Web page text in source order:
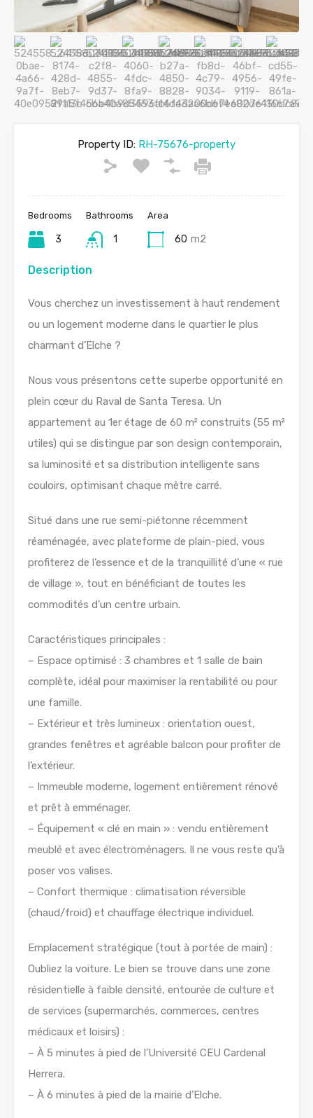
Property ID: RH-75676-property
Bedrooms
3
Bathrooms
1
Area
60 m2
Description
Vous cherchez un investissement à haut rendement
ou un logement moderne dans le quartier le plus
charmant d’Elche ?
Nous vous présentons cette superbe opportunité en
plein cœur du Raval de Santa Teresa. Un
appartement au 1er étage de 60 m² construits (55 m²
utiles) qui se distingue par son design contemporain,
sa luminosité et sa distribution intelligente sans
couloirs, optimisant chaque mètre carré.
Situé dans une rue semi-piétonne récemment
réaménagée, avec plateforme de plain-pied, vous
profiterez de l’essence et de la tranquillité d’une « rue
de village », tout en bénéficiant de toutes les
commodités d’un centre urbain.
Caractéristiques principales :
– Espace optimisé : 3 chambres et 1 salle de bain
complète, idéal pour maximiser la rentabilité ou pour
une famille.
– Extérieur et très lumineux : orientation ouest,
grandes fenêtres et agréable balcon pour profiter de
l’extérieur.
– Immeuble moderne, logement entièrement rénové
et prêt à emménager.
– Équipement « clé en main » : vendu entièrement
meublé et avec électroménagers. Il ne vous reste qu’à
poser vos valises.
– Confort thermique : climatisation réversible
(chaud/froid) et chauffage électrique individuel.
Emplacement stratégique (tout à portée de main) :
Oubliez la voiture. Le bien se trouve dans une zone
résidentielle à faible densité, entourée de culture et
de services (supermarchés, commerces, centres
médicaux et loisirs) :
– À 5 minutes à pied de l’Université CEU Cardenal
Herrera.
– À 6 minutes à pied de la mairie d’Elche.